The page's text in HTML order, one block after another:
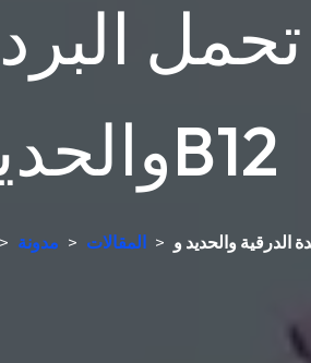
والحديد وB12
> مدونة > المقالات >